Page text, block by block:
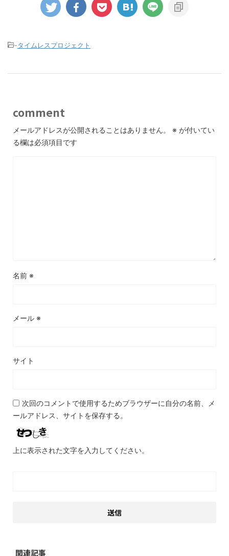
-タイムレスプロジェクト
comment
メールアドレスが公開されることはありません。 ※ が付いてい
る欄は必須項目です
名前 ※
メール ※
サイト
次回のコメントで使用するためブラウザーに自分の名前、メ
ールアドレス、サイトを保存する。
上に表示された文字を入力してください。
関連記事